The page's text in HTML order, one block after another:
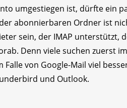
umgestiegen ist, dürfte ein
abonnierbaren Ordner ist
sein, der IMAP unterstützt,
Denn viele suchen zuerst
Falle von Google-Mail viel
und Outlook.